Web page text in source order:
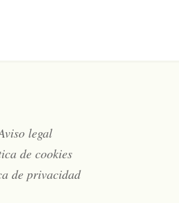
legal
de cookies
de privacidad